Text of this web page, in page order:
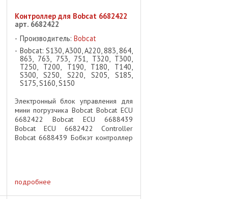
Контроллер для Bobcat 6682422
арт. 6682422
Производитель: Bobcat
Bobcat: S130, A300, A220, 883, 864,
863, 763, 753, 751, T320, T300,
T250, T200, T190, T180, T140,
S300, S250, S220, S205, S185,
S175, S160, S150
Электронный блок управления для
мини погрузчика Bobcat Bobcat ECU
6682422 Bobcat ECU 6688439
Bobcat ECU 6682422 Controller
Bobcat 6688439 Бобкэт контроллер
подробнее